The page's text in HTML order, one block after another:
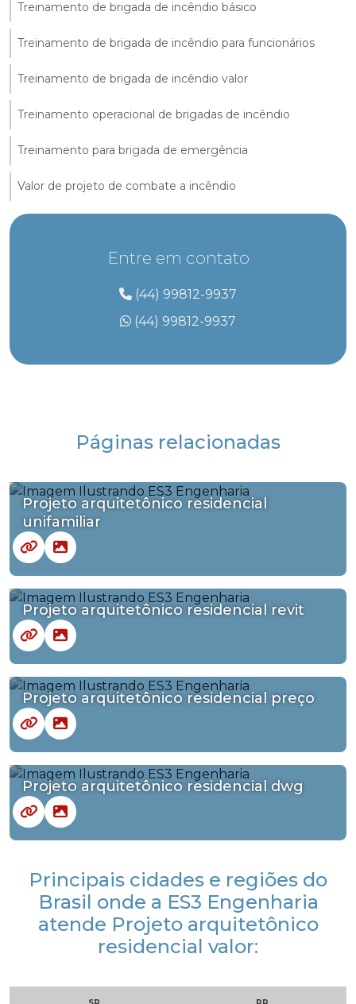
Treinamento de brigada de incêndio básico
Treinamento de brigada de incêndio para funcionários
Treinamento de brigada de incêndio valor
Treinamento operacional de brigadas de incêndio
Treinamento para brigada de emergência
Valor de projeto de combate a incêndio
Entre em contato
(44) 99812-9937
(44) 99812-9937
Páginas relacionadas
Projeto arquitetônico residencial
unifamiliar
Projeto arquitetônico residencial revit
Projeto arquitetônico residencial preço
Projeto arquitetônico residencial dwg
Principais cidades e regiões do
Brasil onde a ES3 Engenharia
atende Projeto arquitetônico
residencial valor: